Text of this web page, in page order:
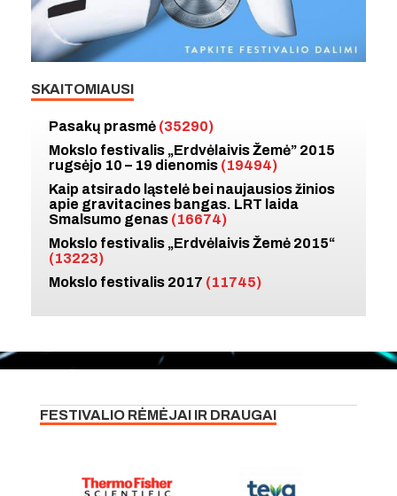
SKAITOMIAUSI
Pasakų prasmė (35290)
Mokslo festivalis „Erdvėlaivis Žemė” 2015
rugsėjo 10 – 19 dienomis (19494)
Kaip atsirado ląstelė bei naujausios žinios
apie gravitacines bangas. LRT laida
Smalsumo genas (16674)
Mokslo festivalis „Erdvėlaivis Žemė 2015“
(13223)
Mokslo festivalis 2017 (11745)
FESTIVALIO RĖMĖJAI IR DRAUGAI